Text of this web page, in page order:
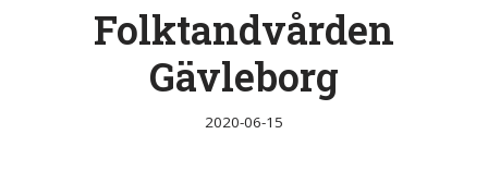
Folktandvården
Gävleborg
2020-06-15